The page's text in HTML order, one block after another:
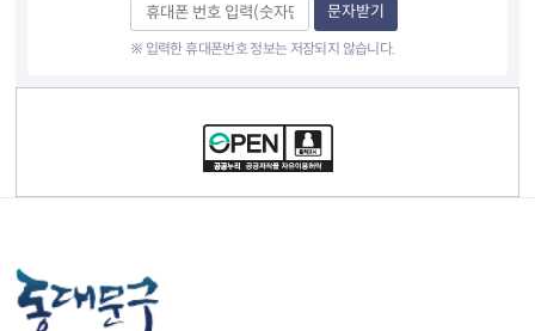
문자받기
※ 입력한 휴대폰번호 정보는 저장되지 않습니다.